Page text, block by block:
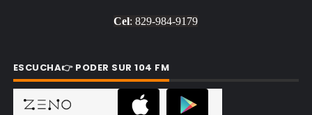
Cel: 829-984-9179
ESCUCHA👉 PODER SUR 104 FM